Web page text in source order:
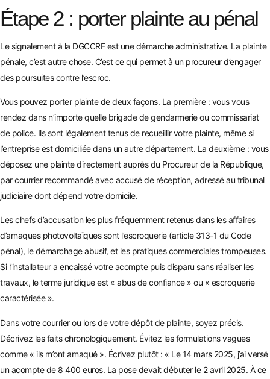
Étape 2 : porter plainte au pénal
Le signalement à la DGCCRF est une démarche administrative. La plainte
pénale, c’est autre chose. C’est ce qui permet à un procureur d’engager
des poursuites contre l’escroc.
Vous pouvez porter plainte de deux façons. La première : vous vous
rendez dans n’importe quelle brigade de gendarmerie ou commissariat
de police. Ils sont légalement tenus de recueillir votre plainte, même si
l’entreprise est domiciliée dans un autre département. La deuxième : vous
déposez une plainte directement auprès du Procureur de la République,
par courrier recommandé avec accusé de réception, adressé au tribunal
judiciaire dont dépend votre domicile.
Les chefs d’accusation les plus fréquemment retenus dans les affaires
d’arnaques photovoltaïques sont l’escroquerie (article 313-1 du Code
pénal), le démarchage abusif, et les pratiques commerciales trompeuses.
Si l’installateur a encaissé votre acompte puis disparu sans réaliser les
travaux, le terme juridique est « abus de confiance » ou « escroquerie
caractérisée ».
Dans votre courrier ou lors de votre dépôt de plainte, soyez précis.
Décrivez les faits chronologiquement. Évitez les formulations vagues
comme « ils m’ont arnaqué ». Écrivez plutôt : « Le 14 mars 2025, j’ai versé
un acompte de 8 400 euros. La pose devait débuter le 2 avril 2025. À ce